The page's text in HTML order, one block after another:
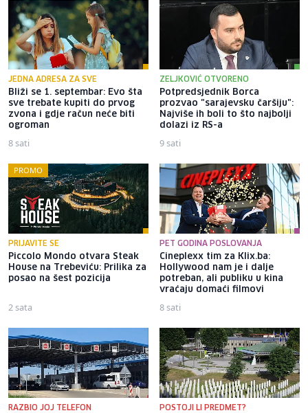
JEDNA ADRESA ZA SVE
Bliži se 1. septembar: Evo šta
sve trebate kupiti do prvog
zvona i gdje račun neće biti
ogroman
8 sati
ZELJKOVIĆ OTVORENO
Potpredsjednik Borca
prozvao "sarajevsku čaršiju":
Najviše ih boli to što najbolji
dolazi iz RS-a
9 sati
PROMO
PRIJAVITE SE
Piccolo Mondo otvara Steak
House na Trebeviću: Prilika za
posao na šest pozicija
2 sata
PET GODINA POSLOVANJA
Cineplexx tim za Klix.ba:
Hollywood nam je i dalje
potreban, ali publiku u kina
vraćaju domaći filmovi
8 sati
RAZBIO JOJ TELEFON POSTOJI LI PREDMET?